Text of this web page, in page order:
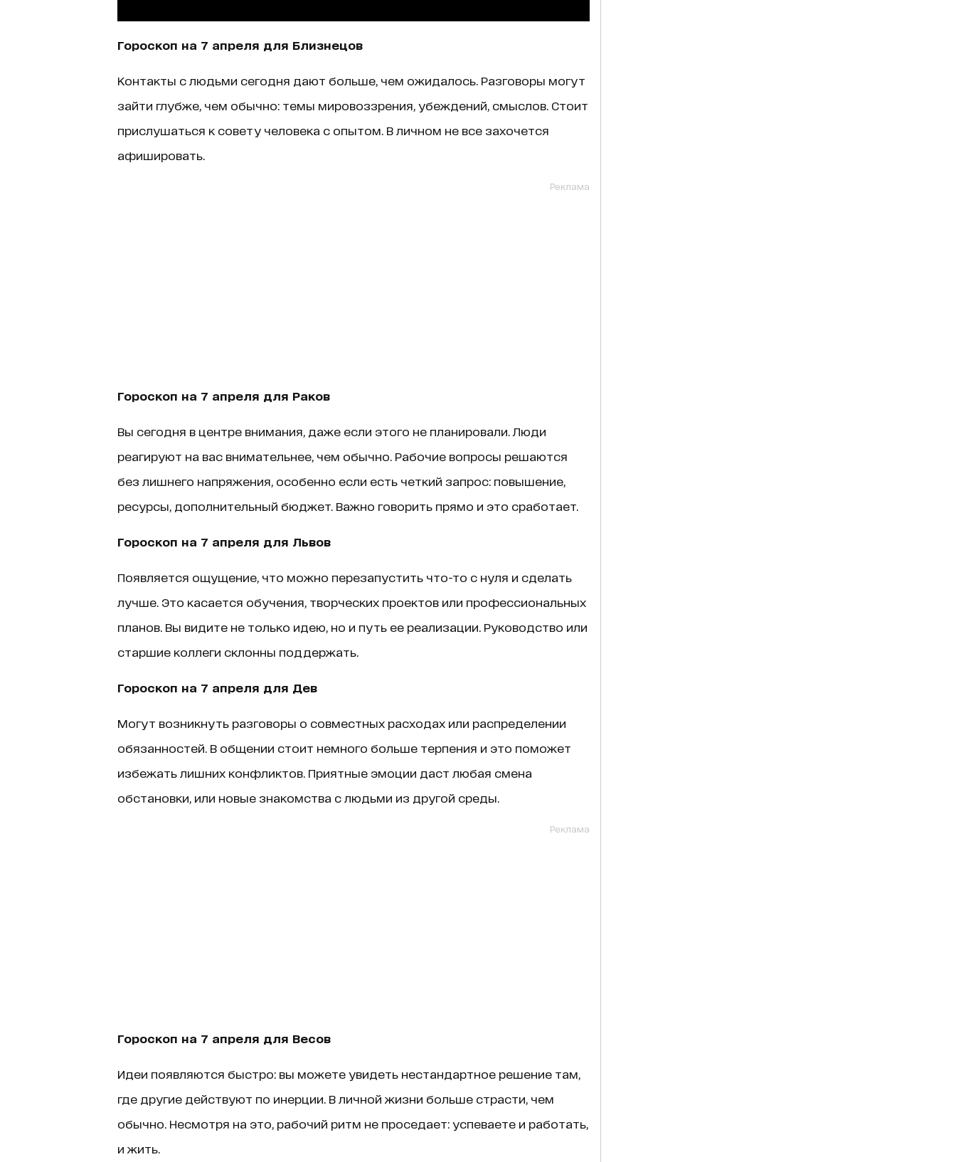
Гороскоп на 7 апреля для Близнецов
Контакты с людьми сегодня дают больше, чем ожидалось. Разговоры могут
зайти глубже, чем обычно: темы мировоззрения, убеждений, смыслов. Стоит
прислушаться к совету человека с опытом. В личном не все захочется
афишировать.
Реклама
Гороскоп на 7 апреля для Раков
Вы сегодня в центре внимания, даже если этого не планировали. Люди
реагируют на вас внимательнее, чем обычно. Рабочие вопросы решаются
без лишнего напряжения, особенно если есть четкий запрос: повышение,
ресурсы, дополнительный бюджет. Важно говорить прямо и это сработает.
Гороскоп на 7 апреля для Львов
Появляется ощущение, что можно перезапустить что-то с нуля и сделать
лучше. Это касается обучения, творческих проектов или профессиональных
планов. Вы видите не только идею, но и путь ее реализации. Руководство или
старшие коллеги склонны поддержать.
Гороскоп на 7 апреля для Дев
Могут возникнуть разговоры о совместных расходах или распределении
обязанностей. В общении стоит немного больше терпения и это поможет
избежать лишних конфликтов. Приятные эмоции даст любая смена
обстановки, или новые знакомства с людьми из другой среды.
Реклама
Гороскоп на 7 апреля для Весов
Идеи появляются быстро: вы можете увидеть нестандартное решение там,
где другие действуют по инерции. В личной жизни больше страсти, чем
обычно. Несмотря на это, рабочий ритм не проседает: успеваете и работать,
и жить.